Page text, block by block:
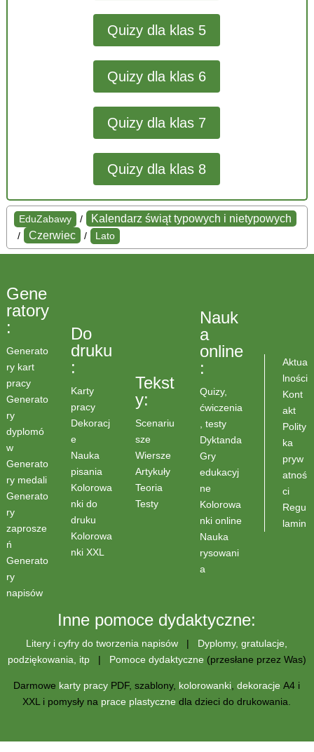
Quizy dla klas 5
Quizy dla klas 6
Quizy dla klas 7
Quizy dla klas 8
EduZabawy / Kalendarz świąt typowych i nietypowych
/ Czerwiec / Lato
Gene
ratory
:
Generato
ry kart
pracy
Generato
ry
dyplomó
w
Generato
ry medali
Generato
ry
zaprosze
ń
Generato
ry
napisów
Do
druku
:
Karty
pracy
Dekoracj
e
Nauka
pisania
Kolorowa
nki do
druku
Kolorowa
nki XXL
Tekst
y:
Scenariu
sze
Wiersze
Artykuły
Teoria
Testy
Nauk
a
online
:
Quizy,
ćwiczenia
, testy
Dyktanda
Gry
edukacyj
ne
Kolorowa
nki online
Nauka
rysowani
a
Aktua
lności
Kont
akt
Polity
ka
pryw
atnoś
ci
Regu
lamin
Inne pomoce dydaktyczne:
Litery i cyfry do tworzenia napisów | Dyplomy, gratulacje,
podziękowania, itp| Pomoce dydaktyczne (przesłane przez Was)
Darmowe karty pracy PDF, szablony, kolorowanki ,dekoracje A4 i
XXL i pomysły na prace plastyczne dla dzieci do drukowania.